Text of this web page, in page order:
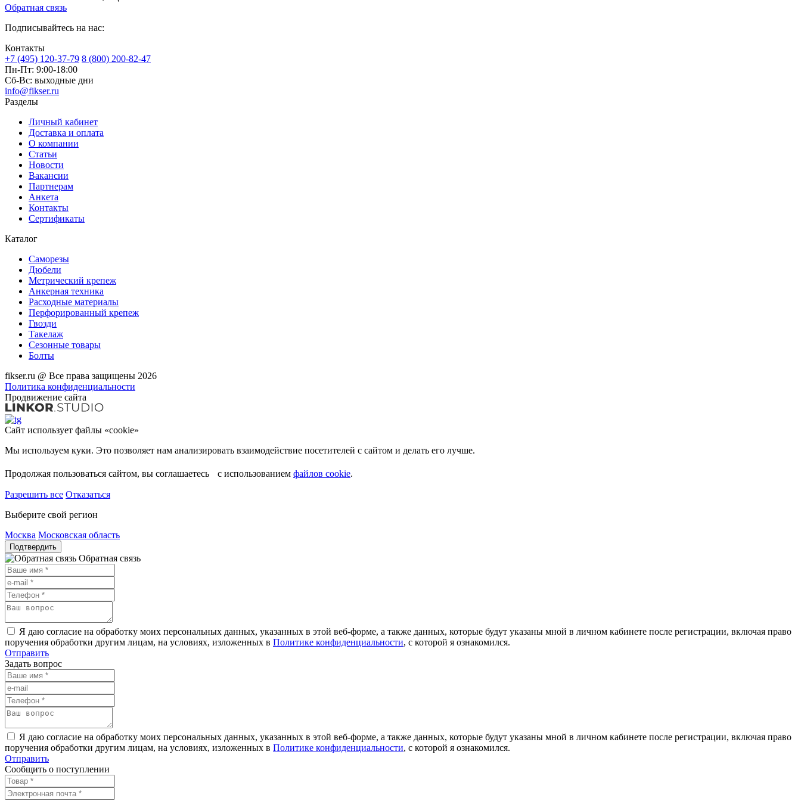
Обратная связь
Подписывайтесь на нас:
Контакты
+7 (495) 120-37-79 8 (800) 200-82-47
Пн-Пт: 9:00-18:00
Сб-Вс: выходные дни
info@fikser.ru
Разделы
Личный кабинет
Доставка и оплата
О компании
Статьи
Новости
Вакансии
Партнерам
Анкета
Контакты
Сертификаты
Каталог
Саморезы
Дюбели
Метрический крепеж
Анкерная техника
Расходные материалы
Перфорированный крепеж
Гвозди
Такелаж
Сезонные товары
Болты
fikser.ru @ Все права защищены 2026
Политика конфиденциальности
Продвижение сайта
Сайт использует файлы «cookie»
Мы используем куки. Это позволяет нам анализировать взаимодействие посетителей с сайтом и делать его лучше.
Продолжая пользоваться сайтом, вы соглашаетесь с использованием файлов cookie.
Разрешить все Отказаться
Выберите свой регион
Москва Московская область
Подтвердить
Обратная связь
Я даю согласие на обработку моих персональных данных, указанных в этой веб-форме, а также данных, которые будут указаны мной в личном кабинете после регистрации, включая право
поручения обработки другим лицам, на условиях, изложенных в Политике конфиденциальности, с которой я ознакомился.
Отправить
Задать вопрос
Я даю согласие на обработку моих персональных данных, указанных в этой веб-форме, а также данных, которые будут указаны мной в личном кабинете после регистрации, включая право
поручения обработки другим лицам, на условиях, изложенных в Политике конфиденциальности, с которой я ознакомился.
Отправить
Сообщить о поступлении